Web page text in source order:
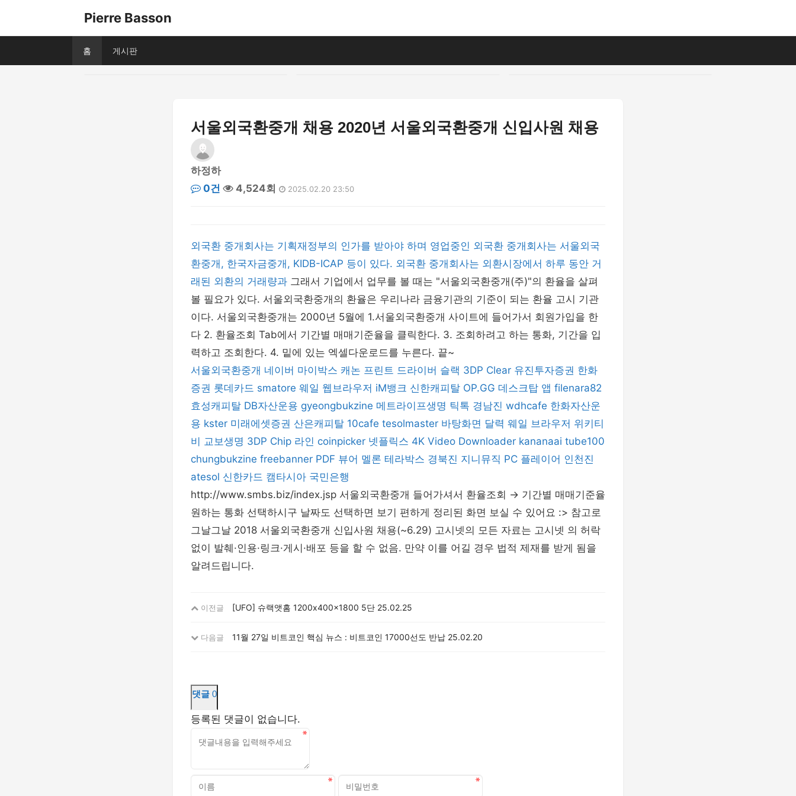
Pierre Basson
홈 게시판
서울외국환중개 채용 2020년 서울외국환중개 신입사원 채용
하정하
0건
4,524회 2025.02.20 23:50
외국환 중개회사는 기획재정부의 인가를 받아야 하며 영업중인 외국환 중개회사는 서울외국
환중개, 한국자금중개, KIDB-ICAP 등이 있다. 외국환 중개회사는 외환시장에서 하루 동안 거
래된 외환의 거래량과 그래서 기업에서 업무를 볼 때는 "서울외국환중개(주)"의 환율을 살펴
볼 필요가 있다. 서울외국환중개의 환율은 우리나라 금융기관의 기준이 되는 환율 고시 기관
이다. 서울외국환중개는 2000년 5월에 1.서울외국환중개 사이트에 들어가서 회원가입을 한
다 2. 환율조회 Tab에서 기간별 매매기준율을 클릭한다. 3. 조회하려고 하는 통화, 기간을 입
력하고 조회한다. 4. 밑에 있는 엑셀다운로드를 누른다. 끝~
서울외국환중개 네이버 마이박스 캐논 프린트 드라이버 슬랙 3DP Clear 유진투자증권 한화
증권 롯데카드 smatore 웨일 웹브라우저 iM뱅크 신한캐피탈 OP.GG 데스크탑 앱 filenara82
효성캐피탈 DB자산운용 gyeongbukzine 메트라이프생명 틱톡 경남진 wdhcafe 한화자산운
용 kster 미래에셋증권 산은캐피탈 10cafe tesolmaster 바탕화면 달력 웨일 브라우저 위키티
비 교보생명 3DP Chip 라인 coinpicker 넷플릭스 4K Video Downloader kananaai tube100
chungbukzine freebanner PDF 뷰어 멜론 테라박스 경북진 지니뮤직 PC 플레이어 인천진
atesol 신한카드 캠타시아 국민은행
http://www.smbs.biz/index.jsp 서울외국환중개 들어가셔서 환율조회 → 기간별 매매기준율
원하는 통화 선택하시구 날짜도 선택하면 보기 편하게 정리된 화면 보실 수 있어요 :> 참고로
그날그날 2018 서울외국환중개 신입사원 채용(~6.29) 고시넷의 모든 자료는 고시넷 의 허락
없이 발췌·인용·링크·게시·배포 등을 할 수 없음. 만약 이를 어길 경우 법적 제재를 받게 됨을
알려드립니다.
이전글 [UFO] 슈랙앳홈 1200x400x1800 5단 25.02.25
다음글 11월 27일 비트코인 핵심 뉴스 : 비트코인 17000선도 반납 25.02.20
댓글 0
등록된 댓글이 없습니다.